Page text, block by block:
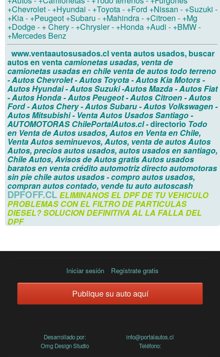
+Chevrolet- +Hyundai - +Toyota- +Ford +Nissan - +Suzuki -
+Kia- +Peugeot +Subaru - +Mahindra- +Citroen - +Mg
+Dodge- + Chery- +Chrysler- +Honda +Audi - +BMW-
+Mercedes Benz
www.ventaautosusados.clventa autos usados, buscar
autos en ventacamionetas usadas, venta de
camionetas usadas en chile venta de autos todo terreno
- Autos Chevrolet- Autos Toyota- Autos Kia Motors-
Autos Hyundai- Autos Suzuki-Autos Mazda- Autos Fiat
- Autos Honda- Autos Peugeot- Autos Citroen- Autos
Ford- Autos Chery- Autos Subaru- Autos Volkswagen-
Autos Mitsubishi- Venta Autos Usados Santiago-
AUTOMOTORAS ChilePortalAutos.cl-directorio Todo
en Venta de Autos usados, Autos en Venta en Chile,
Venta Autos seminuevos, Autos, venta de autos Autos
Autos, precios autos usados, autos usados en santiago,
Chile Autos, Avisos de Autos gratisAutos usados
baratos en ventacrédito automotriz directo automotoras
sin piechile autos usados -compro autos usados,
compran autos contado, vende tu auto autoscash
DPFOFF.CL ELIMINANOS EL DPF DE TU VEHICULO
PROBLEMAS CON EL FILTRO DE PARTICULAS
DIESEL?SOLUCION DEFINITIVA AL LA FALLA DEL
DPF
Iniciar sesión Regístrate gratis
Publique su auto aquí
Desarrollado por:
Omg Design Studio
info@portalautos.cl
Teléfono: